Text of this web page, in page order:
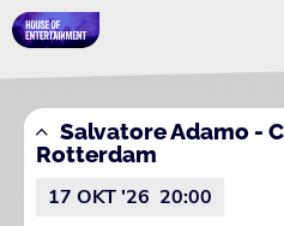
Salvatore Adamo -
Rotterdam
17 OKT '26 20:00